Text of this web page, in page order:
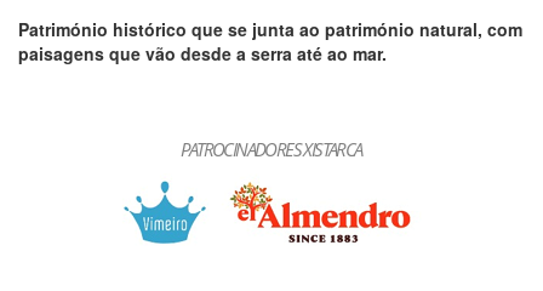
Património histórico que se junta ao património natural, com
paisagens que vão desde a serra até ao mar.
PATROCINADORES XISTARCA